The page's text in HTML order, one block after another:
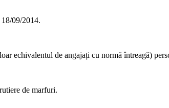
18/09/2014.
echivalentul de angajați cu normă întreagă)
de marfuri.